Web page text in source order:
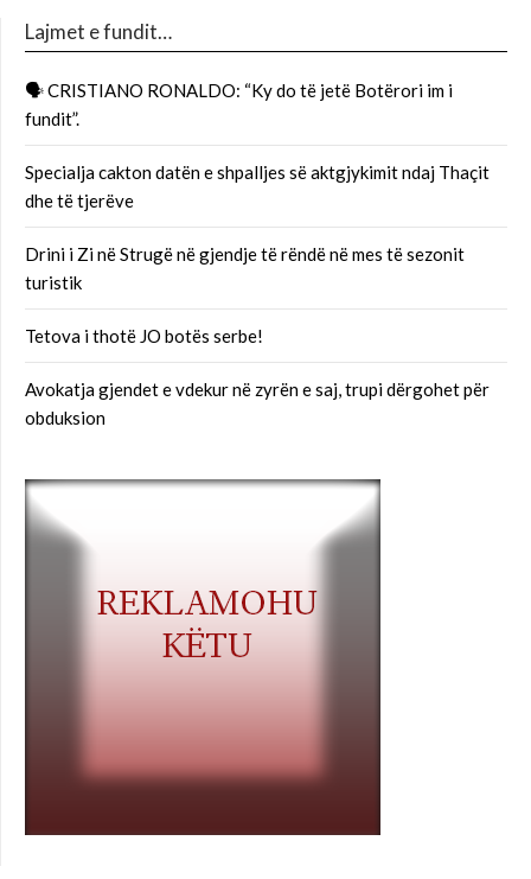
Lajmet e fundit…
🗣 CRISTIANO RONALDO: “Ky do të jetë Botërori im i
fundit”.
Specialja cakton datën e shpalljes së aktgjykimit ndaj Thaçit
dhe të tjerëve
Drini i Zi në Strugë në gjendje të rëndë në mes të sezonit
turistik
Tetova i thotë JO botës serbe!
Avokatja gjendet e vdekur në zyrën e saj, trupi dërgohet për
obduksion